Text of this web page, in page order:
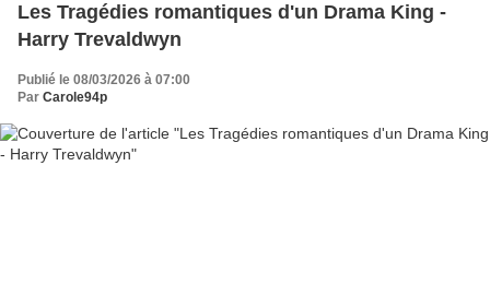
Les Tragédies romantiques d'un Drama King -
Harry Trevaldwyn
Publié le 08/03/2026 à 07:00
Par Carole94p